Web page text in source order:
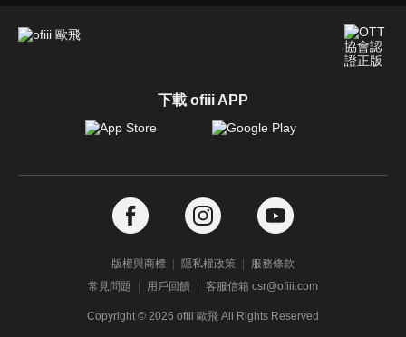
下載 ofiii APP
版權與商標 隱私權政策
服務條款
常見問題
用戶回饋 客服信箱 csr@ofiii.com
Copyright © 2026 ofiii 歐飛 All Rights Reserved